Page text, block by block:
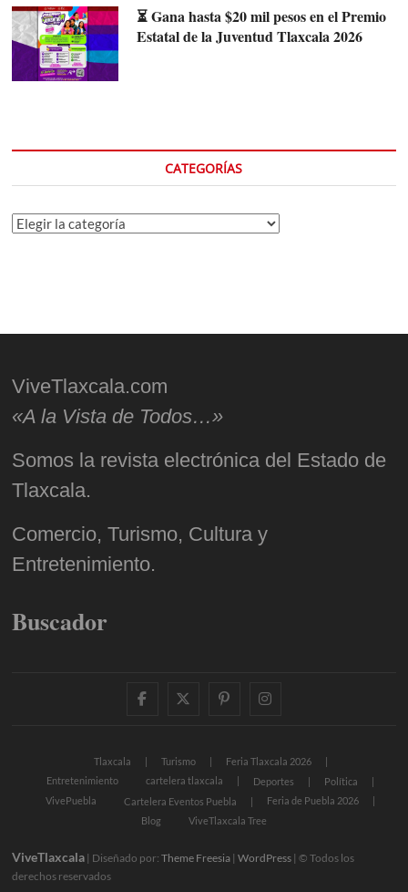
⏳ Gana hasta $20 mil pesos en el Premio
Estatal de la Juventud Tlaxcala 2026
CATEGORÍAS
Categorías
ViveTlaxcala.com
«A la Vista de Todos…»
Somos la revista electrónica del Estado de
Tlaxcala.
Comercio, Turismo, Cultura y
Entretenimiento.
Buscador
facebooktwitter
pinterestinstagram
Tlaxcala Turismo
Feria Tlaxcala 2026
Entretenimiento
cartelera tlaxcala Deportes
Política
VivePuebla
Cartelera Eventos Puebla
Feria de Puebla 2026
Blog
ViveTlaxcala Tree
ViveTlaxcala | Diseñado por:Theme Freesia |WordPress | © Todos los
derechos reservados